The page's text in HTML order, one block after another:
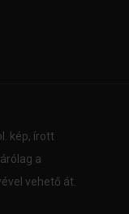
kép, írott
a
vehető át.